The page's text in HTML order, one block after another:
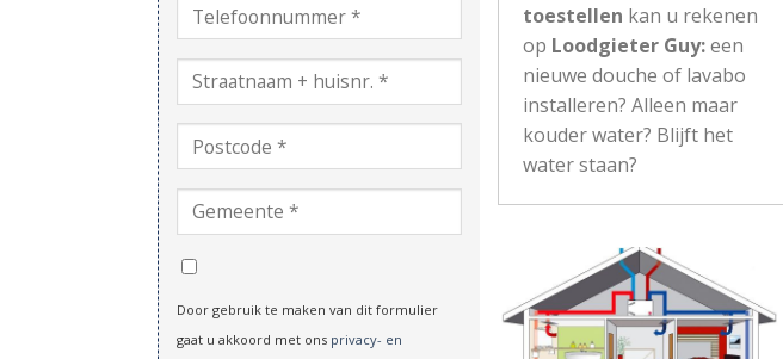
Door gebruik te maken van dit formulier
gaat u akkoord met ons privacy- en
toestellen kan u rekenen
op Loodgieter Guy:een
nieuwe douche of lavabo
installeren? Alleen maar
kouder water? Blijft het
water staan?